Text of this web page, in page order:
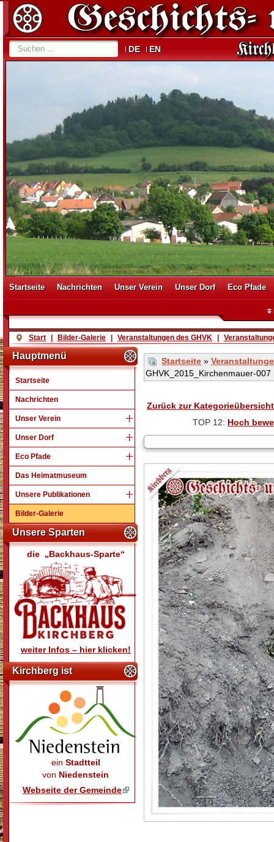
DE EN
Startseite Nachrichten Unser Verein Unser Dorf Eco Pfade
Start Bilder-Galerie Veranstaltungen des GHVK
Hauptmenü
Startseite
Nachrichten
Unser Verein
Unser Dorf
Eco Pfade
Das Heimatmuseum
Unsere Publikationen
Bilder-Galerie
Unsere Sparten
die „Backhaus-Sparte“
weiter Infos – hier klicken!
Kirchberg ist
ein Stadtteil
von Niedenstein
Webseite der Gemeinde
Startseite »
GHVK_2015_Kirchenmauer-007
Zurück zur Kategorieübersicht
TOP 12: Hoch